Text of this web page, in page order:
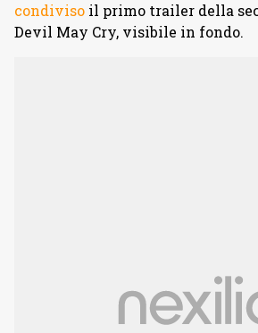
condiviso il primo trailer della
Devil May Cry, visibile in fondo.